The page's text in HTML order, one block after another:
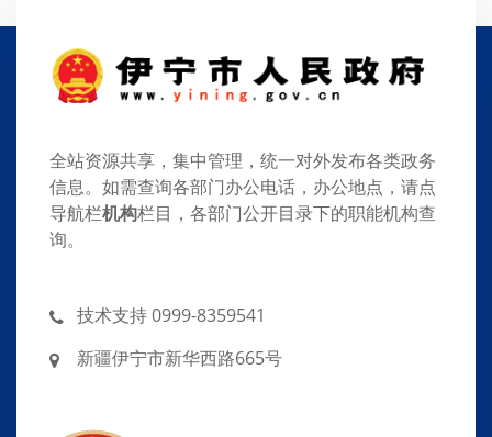
全站资源共享，集中管理，统一对外发布各类政务
信息。如需查询各部门办公电话，办公地点，请点
导航栏机构栏目，各部门公开目录下的职能机构查
询。
技术支持 0999-8359541
新疆伊宁市新华西路665号